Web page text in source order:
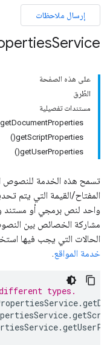
إرسال ملاحظات
Service
على هذه الصفحة
الطُرق
مستندات تفصيلية
getDocumentProperties()
getScriptProperties()
getUserProperties()
تسمح هذه الخدمة للنصوص
المفتاح/القيمة التي يتم
واحد لنص برمجي أو مستند
مشاركة الخصائص بين
الحالات التي يجب فيها
خدمة المواقع.
types.
.
.
.